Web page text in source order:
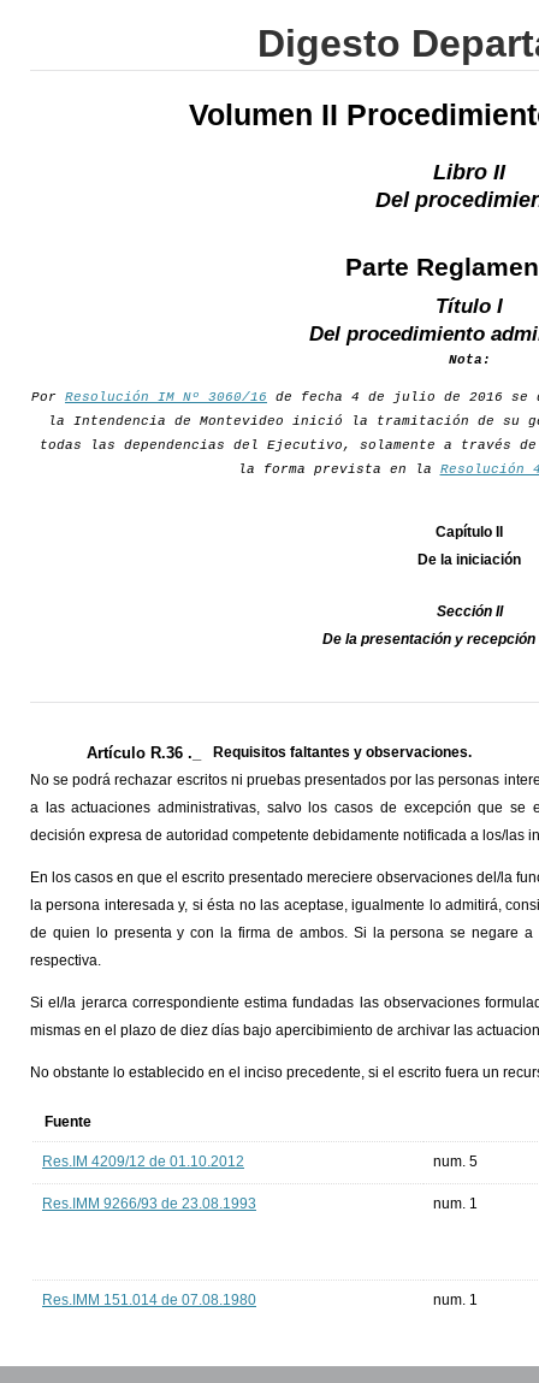
Digesto
Volumen II
Libro II
Del
Parte
Título I
Del procedimiento
Nota:
Por Resolución IM Nº 3060/16 de fecha 4 de julio de 2016 se
la Intendencia de Montevideo inició la tramitación de su
todas las dependencias del Ejecutivo, solamente a través
la forma prevista en la Resolución
Capítulo II
De la iniciación
Sección II
De la presentación y
Artículo R.36 ._
Requisitos faltantes y observaciones.
No se podrá rechazar escritos ni pruebas presentados por las personas
a las actuaciones administrativas, salvo los casos de excepción que se
decisión expresa de autoridad competente debidamente notificada a los/las
En los casos en que el escrito presentado mereciere observaciones del/la
la persona interesada y, si ésta no las aceptase, igualmente lo admitirá,
de quien lo presenta y con la firma de ambos. Si la persona se negare a
respectiva.
Si el/la jerarca correspondiente estima fundadas las observaciones
mismas en el plazo de diez días bajo apercibimiento de archivar las
No obstante lo establecido en el inciso precedente, si el escrito fuera un
Fuente
Res.IM 4209/12 de 01.10.2012 num. 5
Res.IMM 9266/93 de 23.08.1993 num. 1
Res.IMM 151.014 de 07.08.1980 num. 1